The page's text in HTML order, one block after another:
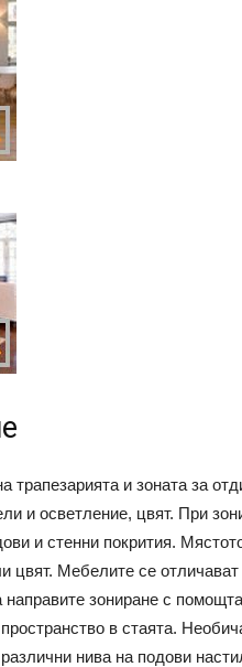
трапезарията и зоната за
и осветление, цвят. При
и стенни покрития.
цвят. Мебелите се
направите зониране с
в стаята.
нива на подови